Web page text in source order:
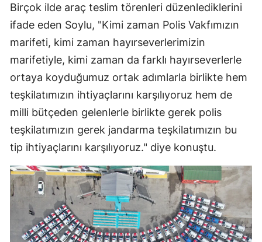
Kars
Kastamonu
Kayseri
Kırklareli
Kırşehir
Kütahya
Malatya
Manisa
Birçok ilde araç teslim törenleri düzenlediklerini
ifade eden Soylu, "Kimi zaman Polis Vakfımızın
marifeti, kimi zaman hayırseverlerimizin
marifetiyle, kimi zaman da farklı hayırseverlerle
ortaya koyduğumuz ortak adımlarla birlikte hem
teşkilatımızın ihtiyaçlarını karşılıyoruz hem de
milli bütçeden gelenlerle birlikte gerek polis
teşkilatımızın gerek jandarma teşkilatımızın bu
tip ihtiyaçlarını karşılıyoruz." diye konuştu.